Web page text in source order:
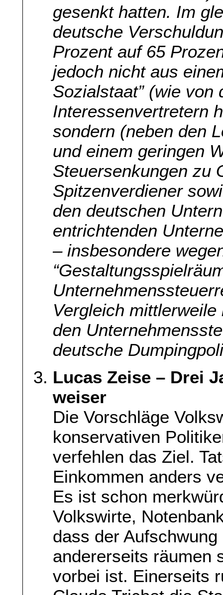
gesenkt hatten. Im
deutsche
Prozent auf 65
jedoch nicht aus
Sozialstaat” (wie von
Interessenvertretern
sondern (neben den
und einem geringen
Steuersenkungen zu
Spitzenverdiener
den deutschen
entrichtenden
– insbesondere
Vergleich
den
deutsche
Lucas Zeise – Drei
weiser
Die Vorschläge
konservativen
verfehlen das Ziel.
Einkommen anders
Es ist schon
Volkswirte,
dass der
andererseits räumen
vorbei ist. Einerseits